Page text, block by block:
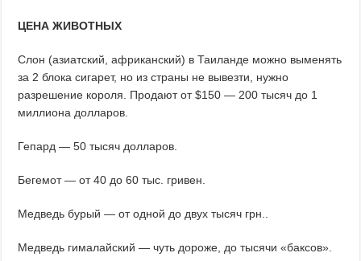
ЦЕНА ЖИВОТНЫХ
Слон (азиатский, африканский) в Таиланде можно выменять
за 2 блока сигарет, но из страны не вывезти, нужно
разрешение короля. Продают от $150 — 200 тысяч до 1
миллиона долларов.
Гепард — 50 тысяч долларов.
Бегемот — от 40 до 60 тыс. гривен.
Медведь бурый — от одной до двух тысяч грн..
Медведь гималайский — чуть дороже, до тысячи «баксов».